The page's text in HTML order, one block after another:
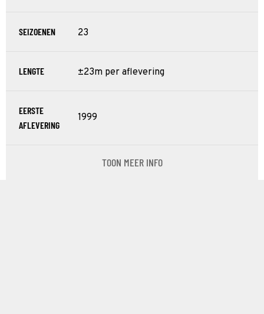
SEIZOENEN 23
LENGTE ±23m per aflevering
EERSTE
AFLEVERING
1999
TOON MEER INFO